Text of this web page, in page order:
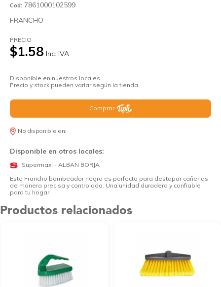
Cod: 7861000102599
FRANCHO
PRECIO
$1.58 Inc. IVA
Disponible en nuestros locales.
Precio y stock pueden variar según la tienda.
Comprar
No disponible en:
Disponible en otros locales:
Supermaxi - ALBAN BORJA
Este Francho bombeador negro es perfecto para destapar cañerias
de manera precisa y controlada. Una unidad duradera y confiable
para tu hogar
Productos relacionados